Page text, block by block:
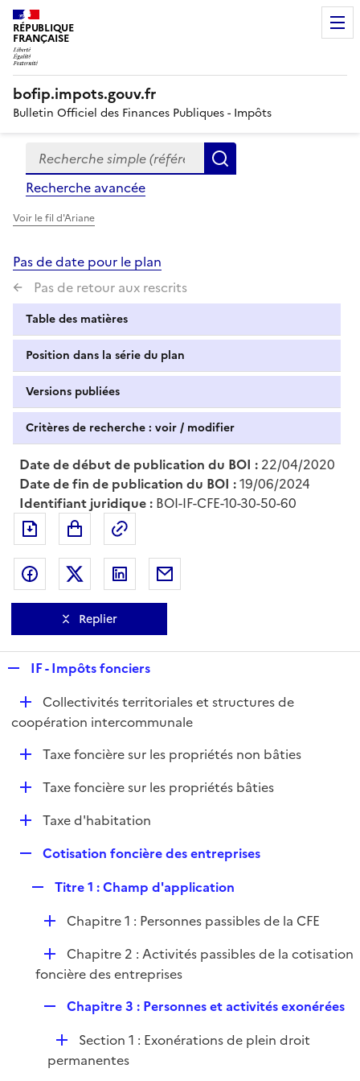
RÉPUBLIQUE
FRANÇAISE
bofip.impots.gouv.fr
Bulletin Officiel des Finances Publiques - Impôts
Formulaire
de
recherche
Recherche simple (références, mots clés, partie du
Recherche avancée
Voir le fil d'Ariane
Pas de date pour le plan
Pas de retour aux rescrits
Table des matières
Position dans la série du plan
Versions publiées
Critères de recherche : voir / modifier
Date de début de publication du BOI : 22/04/2020
Date de fin de publication du BOI :19/06/2024
Identifiant juridique : BOI-IF-CFE-10-30-50-60
Exporter le document au format pdf
Partager sur Facebook
Partager sur Twitter
Partager sur LinkedIn
Replier
p
l
i
e
r
IF - Impôts fonciers
D
é
Collectivités territoriales et structures de
coopération intercommunale
DTaxe foncière sur les propriétés non bâties
D
e
Taxe foncière sur les propriétés bâties
D
p
Taxe d'habitation
p
r
Cotisation foncière des entreprises
p
l
i
e
r
Titre 1 : Champ d'application
D
l
r
Chapitre 1 : Personnes passibles de la CFE
D
é
i
e
r
Chapitre 2 : Activités passibles de la cotisation
foncière des entreprises
p
l
Chapitre 3 : Personnes et activités exonérées
D
é
Section 1 : Exonérations de plein droit
permanentes